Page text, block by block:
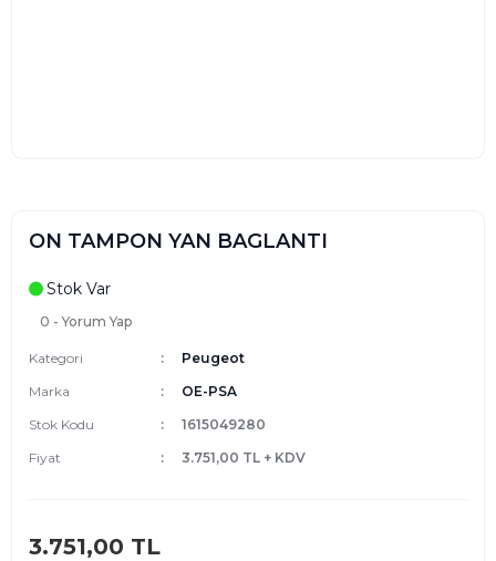
ON TAMPON YAN BAGLANTI
Stok Var
0 - Yorum Yap
Kategori
Peugeot
Marka
OE-PSA
Stok Kodu
1615049280
Fiyat
3.751,00 TL + KDV
3.751,00 TL